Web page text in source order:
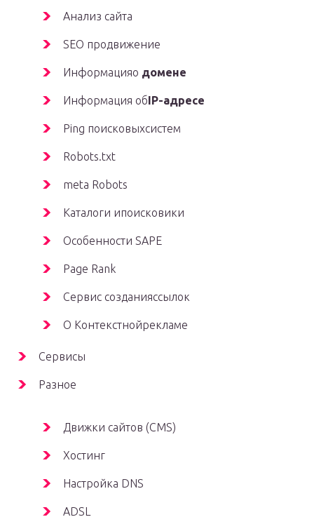
Анализ сайта
SEO продвижение
Информацияо домене
Информация обIP-адресе
Ping поисковыхсистем
Robots.txt
meta Robots
Каталоги ипоисковики
Особенности SAPE
Page Rank
Сервис созданияссылок
О Контекстнойрекламе
Сервисы
Разное
Движки сайтов (CMS)
Хостинг
Настройка DNS
ADSL